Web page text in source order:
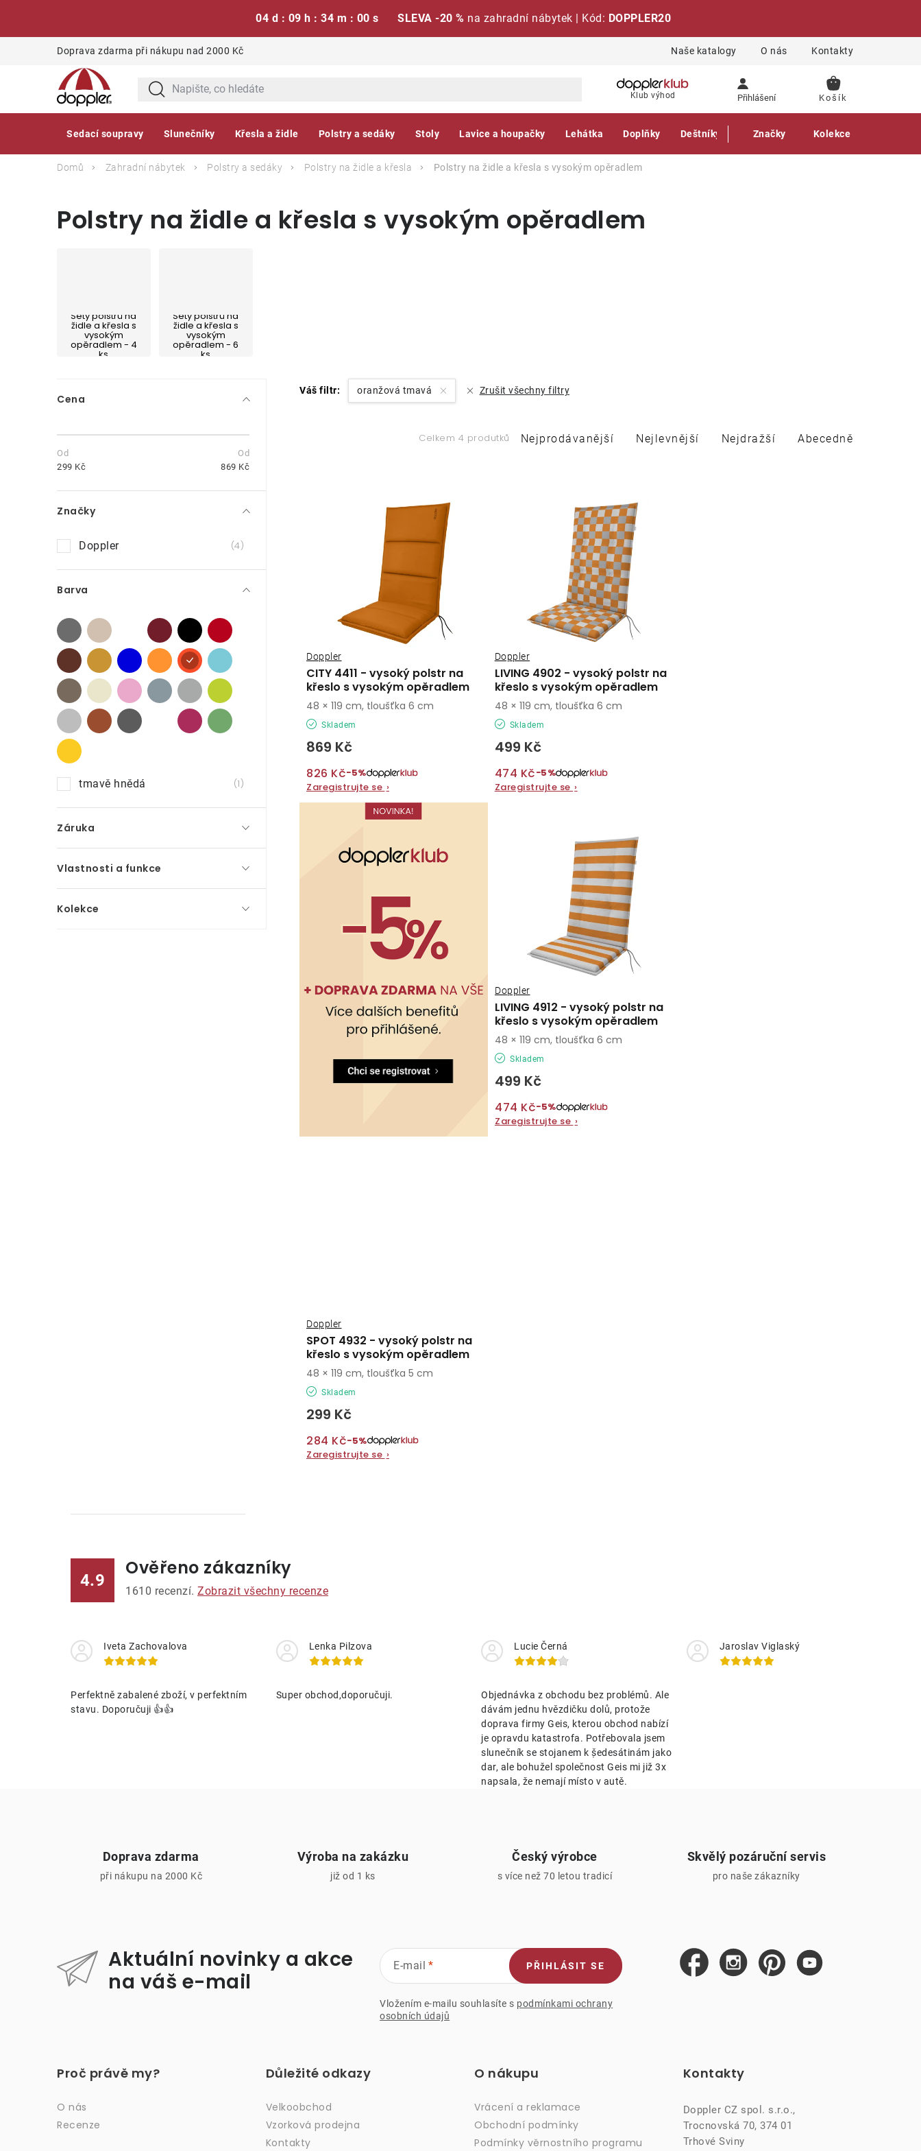
04 d : 09 h : 33 m : 59 s SLEVA -20 % na zahradní nábytek | Kód: DOPPLER20
Doprava zdarma při nákupu nad 2000 Kč Naše katalogy O nás Kontakty
Klub výhod Přihlášení
NÁKUPNÍ
Sedací soupravy Slunečníky Křesla a židle Polstry a sedáky Stoly Lavice a houpačky Lehátka Doplňky Deštníky Gastro produkty
Značky Kolekce
Domů Zahradní nábytek Polstry a sedáky Polstry na židle a křesla Polstry na židle a křesla s vysokým opěradlem
Polstry na židle a křesla s vysokým opěradlem
Sety polstrů na
židle a křesla s
vysokým
opěradlem - 4
ks
Sety polstrů na
židle a křesla s
vysokým
opěradlem - 6
ks
P
s
t
r
a
n
n
í
p
a
n
e
l
Cena
299 Kč 869 Kč
Značky
Doppler 4
Barva
tmavě hnědá 1
Záruka
Vlastnosti a funkce
Kolekce
Váš filtr: oranžová tmavá Zrušit všechny filtry
Celkem 4 produtků
Ř
o
d
u
k
t
ů
Nejprodávanější Nejlevnější Nejdražší Abecedně
o
d
u
k
t
ů
CITY 4411 - vysoký polstr na
křeslo s vysokým opěradlem
Doppler
Skladem
869 Kč
826 Kč−5%
Zaregistrujte se ›
48 × 119 cm, tloušťka 6 cm
LIVING 4902 - vysoký polstr na
křeslo s vysokým opěradlem
Doppler
Skladem
499 Kč
474 Kč−5%
Zaregistrujte se ›
48 × 119 cm, tloušťka 6 cm
LIVING 4912 - vysoký polstr na
křeslo s vysokým opěradlem
Doppler
Skladem
499 Kč
474 Kč−5%
Zaregistrujte se ›
48 × 119 cm, tloušťka 6 cm
SPOT 4932 - vysoký polstr na
křeslo s vysokým opěradlem
Doppler
Skladem
299 Kč
284 Kč−5%
Zaregistrujte se ›
48 × 119 cm, tloušťka 5 cm
á
a
c
p
p
4.9
Ověřeno zákazníky
1610 recenzí. Zobrazit všechny recenze
Iveta Zachovalova
Perfektně zabalené zboží, v perfektním
stavu. Doporučuji 👍👍
Lenka Pilzova
Super obchod,doporučuji.
Lucie Černá
Objednávka z obchodu bez problémů. Ale
dávám jednu hvězdičku dolů, protože
doprava firmy Geis, kterou obchod nabízí
je opravdu katastrofa. Potřebovala jsem
slunečník se stojanem k ṣ̌edesátinám jako
dar, ale bohužel společnost Geis mi již 3x
napsala, že nemají místo v autě.
Jaroslav Viglaský
Doprava zdarma
při nákupu na 2000 Kč
Výroba na zakázku
již od 1 ks
Český výrobce
s více než 70 letou tradicí
Skvělý pozáruční servis
pro naše zákazníky
Aktuální novinky a akce
na váš e-mail
E-mail
Vložením e-mailu souhlasíte s podmínkami ochrany
osobních údajů
PŘIHLÁSIT SE
Proč právě my?
O nás
Recenze
Důležité odkazy
Velkoobchod
Vzorková prodejna
Kontakty
O nákupu
Vrácení a reklamace
Obchodní podmínky
Podmínky věrnostního programu
Kontakty
Doppler CZ spol. s.r.o.,
Trocnovská 70, 374 01
Trhové Sviny